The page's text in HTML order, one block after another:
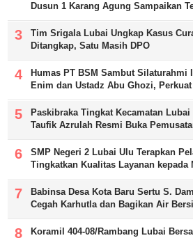
Dusun 1 Karang Agung Sampaikan
Tim Srigala Lubai Ungkap Kasus
Ditangkap, Satu Masih DPO
Humas PT BSM Sambut Silaturahmi
Enim dan Ustadz Abu Ghozi,
Paskibraka Tingkat Kecamatan
Taufik Azrulah Resmi Buka
SMP Negeri 2 Lubai Ulu Terapkan
Tingkatkan Kualitas Layanan kepada
Babinsa Desa Kota Baru Sertu S.
Cegah Karhutla dan Bagikan Air
Koramil 404-08/Rambang Lubai